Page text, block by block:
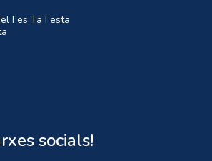
Fes Ta Festa
socials!